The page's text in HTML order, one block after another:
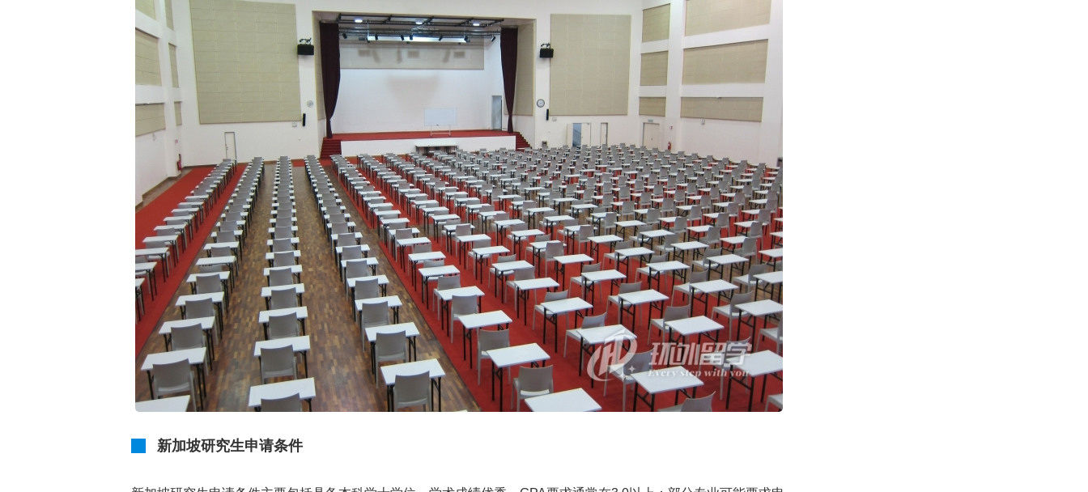
新加坡研究生申请条件